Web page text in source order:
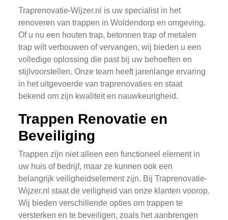
Traprenovatie-Wijzer.nl is uw specialist in het
renoveren van trappen in Woldendorp en omgeving.
Of u nu een houten trap, betonnen trap of metalen
trap wilt verbouwen of vervangen, wij bieden u een
volledige oplossing die past bij uw behoeften en
stijlvoorstellen. Onze team heeft jarenlange ervaring
in het uitgevoerde van traprenovaties en staat
bekend om zijn kwaliteit en nauwkeurigheid.
Trappen Renovatie en
Beveiliging
Trappen zijn niet alleen een functioneel element in
uw huis of bedrijf, maar ze kunnen ook een
belangrijk veiligheidselement zijn. Bij Traprenovatie-
Wijzer.nl staat de veiligheid van onze klanten voorop.
Wij bieden verschillende opties om trappen te
versterken en te beveiligen, zoals het aanbrengen